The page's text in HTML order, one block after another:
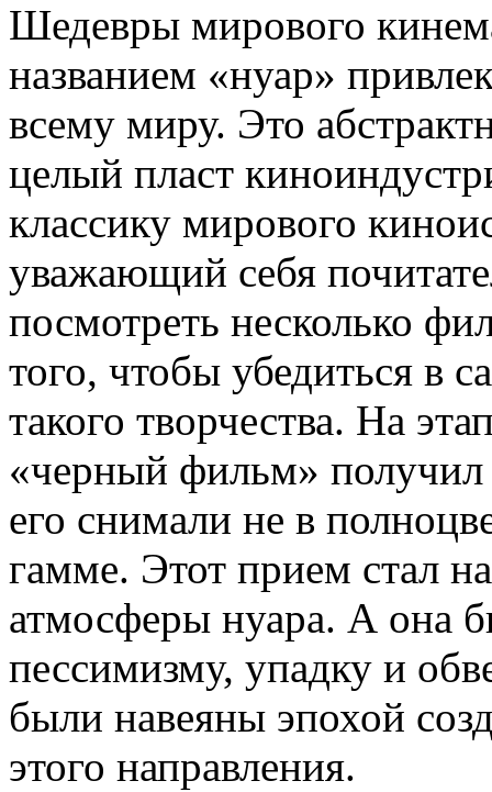
Шедевры мирового
названием «нуар»
всему миру. Это
целый пласт
классику мирового
уважающий себя
посмотреть несколько
того, чтобы убедиться в
такого творчества. На
«черный фильм» получил
его снимали не в
гамме. Этот прием стал
атмосферы нуара. А она
пессимизму, упадку и
были навеяны эпохой
этого направления.